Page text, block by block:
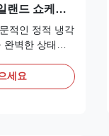
랜드 쇼케이
적인 정적 냉각
완벽한 상태로
인 쇼케이스
딩 유리 뚜껑이
세요